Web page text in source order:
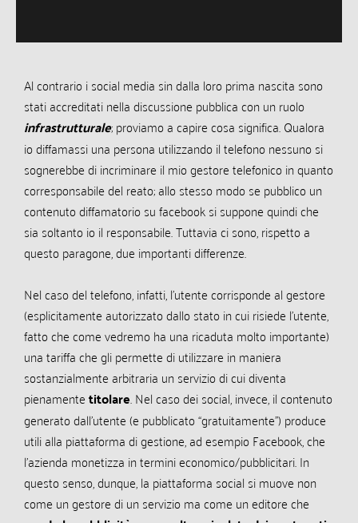
Al contrario i social media sin dalla loro prima nascita sono
stati accreditati nella discussione pubblica con un ruolo
infrastrutturale; proviamo a capire cosa significa. Qualora
io diffamassi una persona utilizzando il telefono nessuno si
sognerebbe di incriminare il mio gestore telefonico in quanto
corresponsabile del reato; allo stesso modo se pubblico un
contenuto diffamatorio su facebook si suppone quindi che
sia soltanto io il responsabile. Tuttavia ci sono, rispetto a
questo paragone, due importanti differenze.
Nel caso del telefono, infatti, l’utente corrisponde al gestore
(esplicitamente autorizzato dallo stato in cui risiede l’utente,
fatto che come vedremo ha una ricaduta molto importante)
una tariffa che gli permette di utilizzare in maniera
sostanzialmente arbitraria un servizio di cui diventa
pienamentetitolare. Nel caso dei social, invece, il contenuto
generato dall’utente (e pubblicato “gratuitamente”) produce
utili alla piattaforma di gestione, ad esempio Facebook, che
l’azienda monetizza in termini economico/pubblicitari. In
questo senso, dunque, la piattaforma social si muove non
come un gestore di un servizio ma come un editore che